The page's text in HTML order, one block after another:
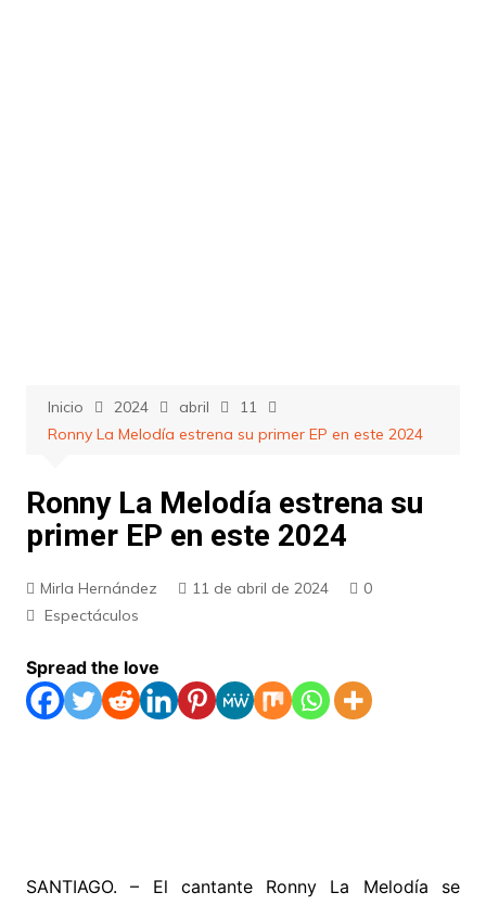
Inicio 2024 abril
11
Ronny La Melodía estrena su primer EP en este 2024
Ronny La Melodía estrena su
primer EP en este 2024
Mirla Hernández 11 de abril de 2024
0
Espectáculos
Spread the love
SANTIAGO. – El cantante Ronny La Melodía se